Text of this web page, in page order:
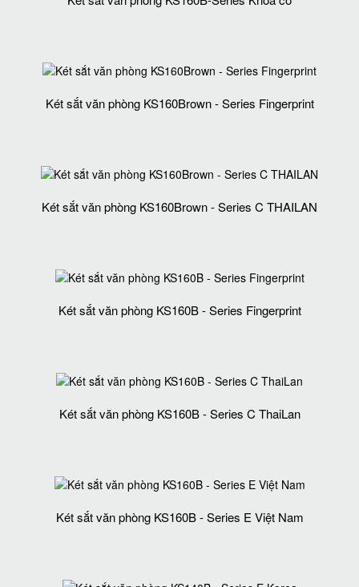
Két sắt văn phòng KS160Brown - Series Fingerprint
Két sắt văn phòng KS160Brown - Series C THAILAN
Két sắt văn phòng KS160B - Series Fingerprint
Két sắt văn phòng KS160B - Series C ThaiLan
Két sắt văn phòng KS160B - Series E Việt Nam